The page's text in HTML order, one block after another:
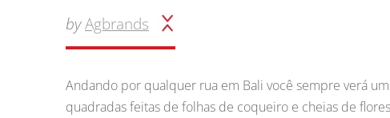
byAgbrands
Andando por qualquer rua em Bali você sempre verá um
quadradas feitas de folhas de coqueiro e cheias de